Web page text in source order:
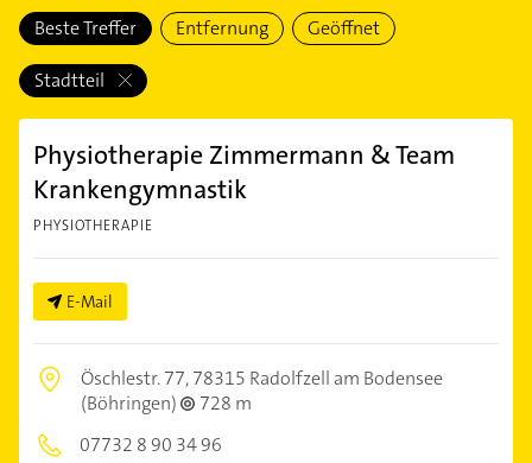
Beste Treffer Entfernung Geöffnet
Stadtteil
Physiotherapie Zimmermann & Team
Krankengymnastik
PHYSIOTHERAPIE
E-Mail
Öschlestr. 77,78315 Radolfzell am Bodensee
(Böhringen)
728 m
07732 8 90 34 96